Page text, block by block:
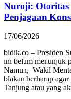
Nuroji: Otoritas
Penjagaan
17/06/2026
bidik.co – Presiden
ini belum menunjuk
Namun, Wakil
blakan berharap
Tanjung atau yang